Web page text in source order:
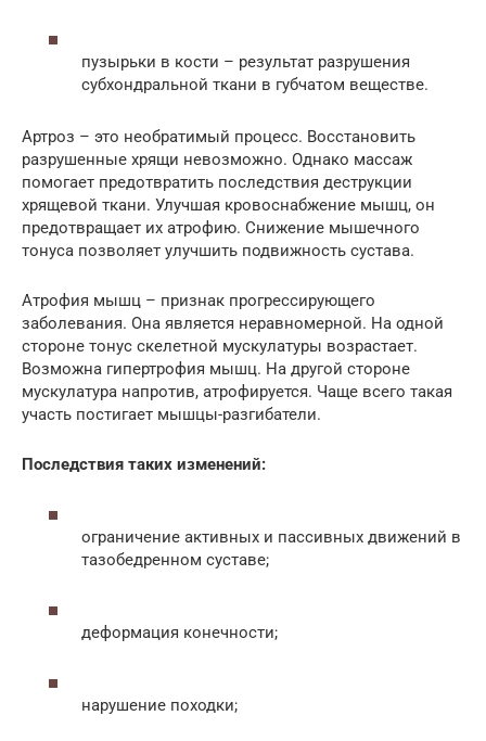
пузырьки в кости – результат разрушения
субхондральной ткани в губчатом веществе.
Артроз – это необратимый процесс. Восстановить
разрушенные хрящи невозможно. Однако массаж
помогает предотвратить последствия деструкции
хрящевой ткани. Улучшая кровоснабжение мышц, он
предотвращает их атрофию. Снижение мышечного
тонуса позволяет улучшить подвижность сустава.
Атрофия мышц – признак прогрессирующего
заболевания. Она является неравномерной. На одной
стороне тонус скелетной мускулатуры возрастает.
Возможна гипертрофия мышц. На другой стороне
мускулатура напротив, атрофируется. Чаще всего такая
участь постигает мышцы-разгибатели.
Последствия таких изменений:
ограничение активных и пассивных движений в
тазобедренном суставе;
деформация конечности;
нарушение походки;